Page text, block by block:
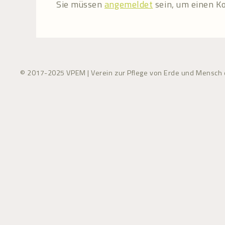
Sie müssen angemeldet sein, um einen
© 2017-2025 VPEM | Verein zur Pflege von Erde und Mensch